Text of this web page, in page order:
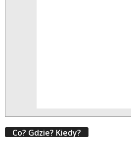
Co? Gdzie? Kiedy?